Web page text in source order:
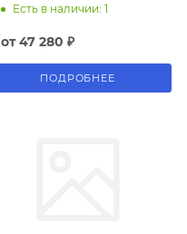
Есть в наличии: 1
от47 280 ₽
ПОДРОБНЕЕ